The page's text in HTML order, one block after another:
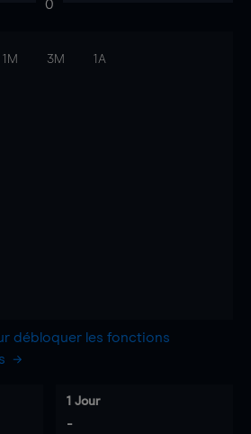
0
1M 3M 1A
débloquer les fonctions
1 Jour
-